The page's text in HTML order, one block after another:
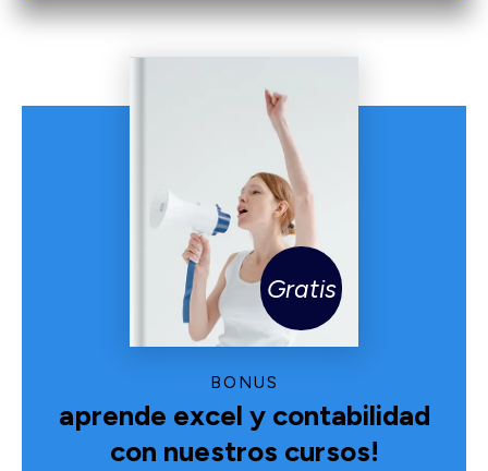
BONUS
aprende excel y contabilidad
con nuestros cursos!
Gratis